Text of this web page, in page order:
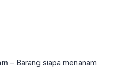
– Barang siapa menanam